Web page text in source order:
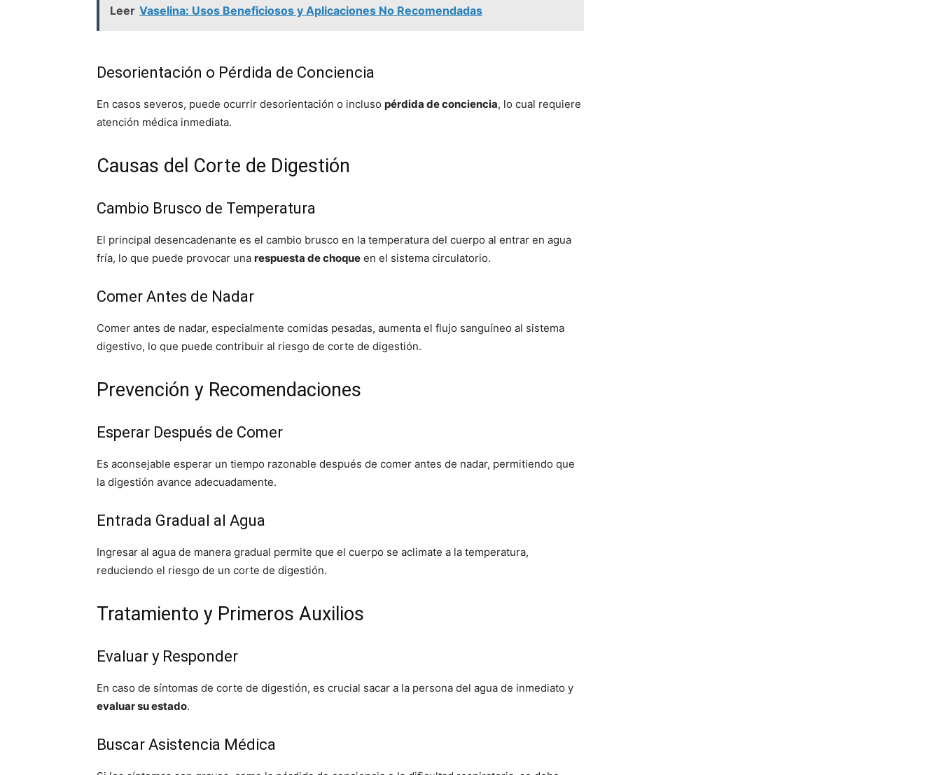
Leer Vaselina: Usos Beneficiosos y Aplicaciones No Recomendadas
Desorientación o Pérdida de Conciencia
En casos severos, puede ocurrir desorientación o incluso pérdida de conciencia, lo cual requiere
atención médica inmediata.
Causas del Corte de Digestión
Cambio Brusco de Temperatura
El principal desencadenante es el cambio brusco en la temperatura del cuerpo al entrar en agua
fría, lo que puede provocar una respuesta de choque en el sistema circulatorio.
Comer Antes de Nadar
Comer antes de nadar, especialmente comidas pesadas, aumenta el flujo sanguíneo al sistema
digestivo, lo que puede contribuir al riesgo de corte de digestión.
Prevención y Recomendaciones
Esperar Después de Comer
Es aconsejable esperar un tiempo razonable después de comer antes de nadar, permitiendo que
la digestión avance adecuadamente.
Entrada Gradual al Agua
Ingresar al agua de manera gradual permite que el cuerpo se aclimate a la temperatura,
reduciendo el riesgo de un corte de digestión.
Tratamiento y Primeros Auxilios
Evaluar y Responder
En caso de síntomas de corte de digestión, es crucial sacar a la persona del agua de inmediato y
evaluar su estado.
Buscar Asistencia Médica